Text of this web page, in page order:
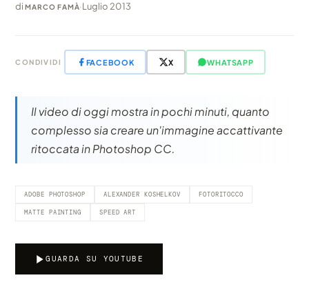
diMARCO FAMÀ·Luglio 2013
CONDIVIDI FACEBOOK X WHATSAPP
Il video di oggi mostra in pochi minuti, quanto
complesso sia creare un'immagine accattivante
ritoccata in Photoshop CC.
ADOBE PHOTOSHOP ALEXANDER KOSHELKOV FOTORITOCCO
MATTE PAINTING SPEED ART
GUARDA SU YOUTUBE